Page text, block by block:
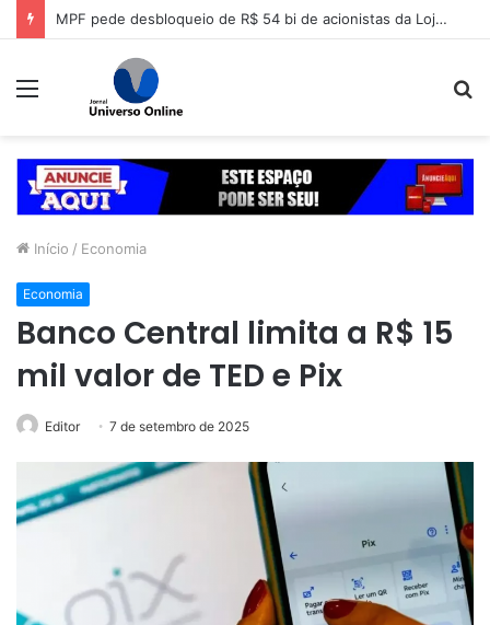
MPF pede desbloqueio de R$ 54 bi de acionistas da Lojas Americanas
Menu
Início / Economia
Economia
Banco Central limita a R$ 15
mil valor de TED e Pix
Editor 7 de setembro de 2025